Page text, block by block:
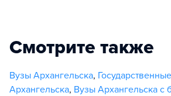
Смотрите также
Вузы Архангельска,
Архангельска, Вузы Архангельска